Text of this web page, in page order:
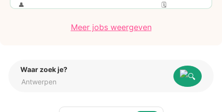
Meer jobs weergeven
Waar zoek je?